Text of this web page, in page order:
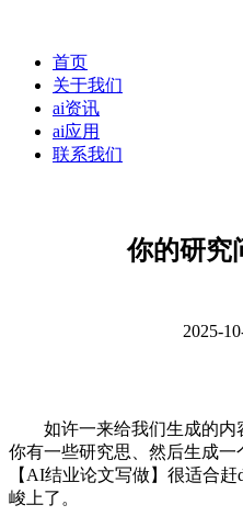
首页
关于我们
ai资讯
ai应用
联系我们
你的研究
2025-
如许一来给我们生成的内
你有一些研究思、然后生成
【AI结业论文写做】很适合
峻上了。